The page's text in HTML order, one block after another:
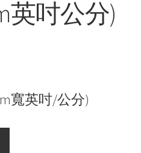
英吋公分)
寬英吋/公分)